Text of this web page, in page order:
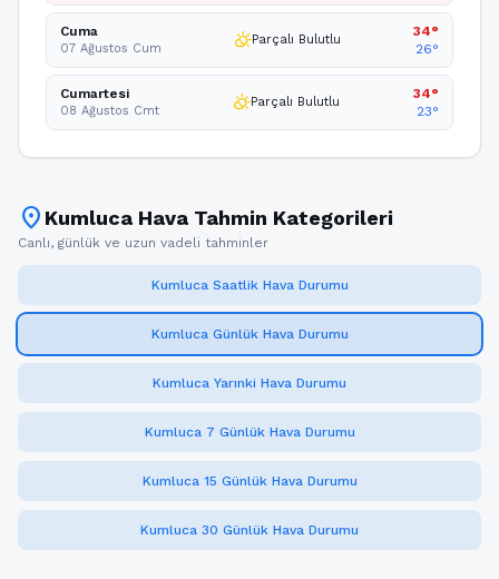
Cuma
07 Ağustos Cum partly_cloudy_dayParçalı Bulutlu
34°
26°
Cumartesi
08 Ağustos Cmt partly_cloudy_dayParçalı Bulutlu
34°
23°
location_on Kumluca Hava Tahmin Kategorileri
Canlı, günlük ve uzun vadeli tahminler
Kumluca Saatlik Hava Durumu
Kumluca Günlük Hava Durumu
Kumluca Yarınki Hava Durumu
Kumluca 7 Günlük Hava Durumu
Kumluca 15 Günlük Hava Durumu
Kumluca 30 Günlük Hava Durumu